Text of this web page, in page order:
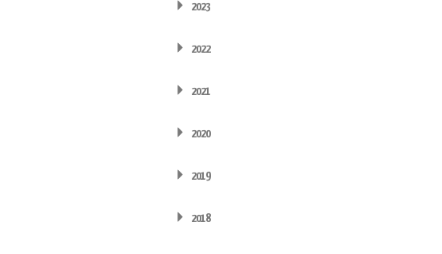
2023
2022
2021
2020
2019
2018